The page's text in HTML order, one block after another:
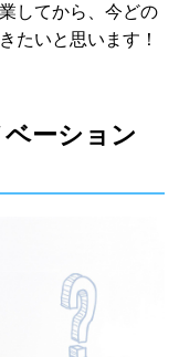
してから、今どの
たいと思います！
ーション